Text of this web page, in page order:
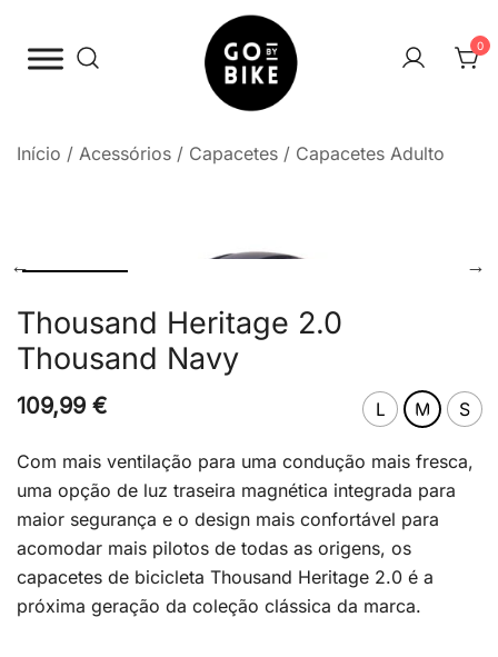
para
Go By Bike
0
Início / Acessórios / Capacetes / Capacetes Adulto
Thousand Heritage 2.0
Thousand Navy
109,99 € L M S
Com mais ventilação para uma condução mais fresca,
uma opção de luz traseira magnética integrada para
maior segurança e o design mais confortável para
acomodar mais pilotos de todas as origens, os
capacetes de bicicleta Thousand Heritage 2.0 é a
próxima geração da coleção clássica da marca.